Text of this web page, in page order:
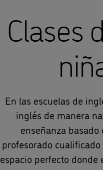
Clases
En las escuelas de
inglés de manera
enseñanza
profesorado
espacio perfecto donde